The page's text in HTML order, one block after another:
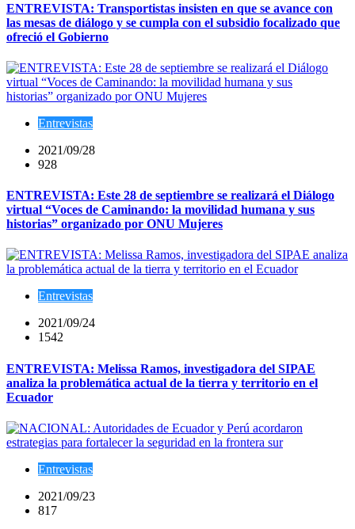
ENTREVISTA: Transportistas insisten en que se avance con
las mesas de diálogo y se cumpla con el subsidio focalizado que
ofreció el Gobierno
Entrevistas
2021/09/28
928
ENTREVISTA: Este 28 de septiembre se realizará el Diálogo
virtual “Voces de Caminando: la movilidad humana y sus
historias” organizado por ONU Mujeres
Entrevistas
2021/09/24
1542
ENTREVISTA: Melissa Ramos, investigadora del SIPAE
analiza la problemática actual de la tierra y territorio en el
Ecuador
Entrevistas
2021/09/23
817